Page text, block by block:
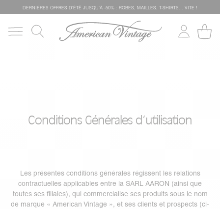
DERNIÈRES OFFRES D'ÉTÊ JUSQU'À -50% : ROBES, MAILLES, T-SHIRTS... VITE !
Conditions Générales d’utilisation
Les présentes conditions générales régissent les relations
contractuelles applicables entre la SARL AARON (ainsi que
toutes ses filiales), qui commercialise ses produits sous le nom
de marque « American Vintage », et ses clients et prospects (ci-